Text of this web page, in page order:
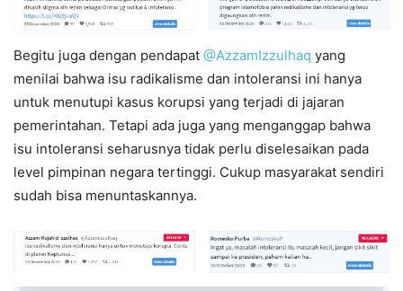
Begitu juga dengan pendapat @AzzamIzzulhaq yang
menilai bahwa isu radikalisme dan intoleransi ini hanya
untuk menutupi kasus korupsi yang terjadi di jajaran
pemerintahan. Tetapi ada juga yang menganggap bahwa
isu intoleransi seharusnya tidak perlu diselesaikan pada
level pimpinan negara tertinggi. Cukup masyarakat sendiri
sudah bisa menuntaskannya.